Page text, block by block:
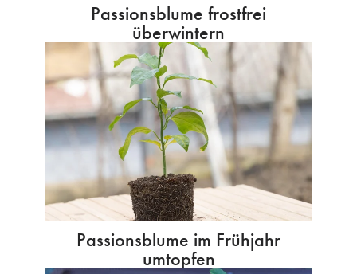
Passionsblume frostfrei
überwintern
Passionsblume im Frühjahr
umtopfen